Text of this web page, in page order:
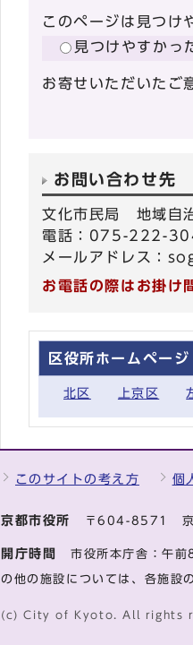
このページは見つけ
見つけやすかっ
お寄せいただいたご
お問い合わせ先
文化市民局 地域自
電話：075-222-
メールアドレス：
お電話の際はお掛け
区役所ホームページ
北区 上京区
このサイトの考え方 個
京都市役所 〒604-8571 京
開庁時間 市役所本庁舎：午
の他の施設については、各施設
(c) City of Kyoto. All rights